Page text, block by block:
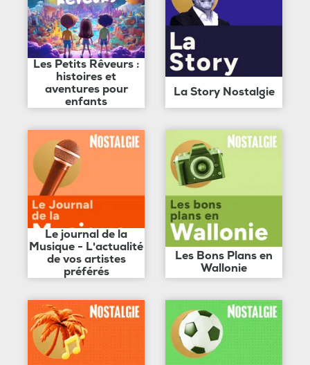
Les Petits Rêveurs :
histoires et
aventures pour
enfants
La Story Nostalgie
Le journal de la
Musique - L'actualité
de vos artistes
préférés
Les Bons Plans en
Wallonie